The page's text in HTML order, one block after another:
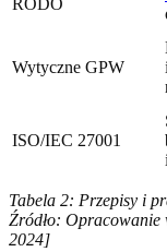
Wytyczne GPW
ISO/IEC 27001
Tabela 2: Przepisy i
Źródło: Opracowanie
2024]